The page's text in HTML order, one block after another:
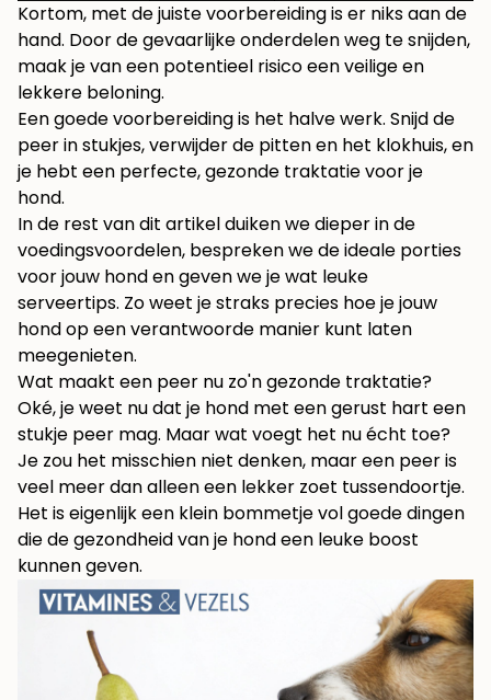
Kortom, met de juiste voorbereiding is er niks aan de
hand. Door de gevaarlijke onderdelen weg te snijden,
maak je van een potentieel risico een veilige en
lekkere beloning.
Een goede voorbereiding is het halve werk. Snijd de
peer in stukjes, verwijder de pitten en het klokhuis, en
je hebt een perfecte, gezonde traktatie voor je
hond.
In de rest van dit artikel duiken we dieper in de
voedingsvoordelen, bespreken we de ideale porties
voor jouw hond en geven we je wat leuke
serveertips. Zo weet je straks precies hoe je jouw
hond op een verantwoorde manier kunt laten
meegenieten.
Wat maakt een peer nu zo'n gezonde traktatie?
Oké, je weet nu dat je hond met een gerust hart een
stukje peer mag. Maar wat voegt het nu écht toe?
Je zou het misschien niet denken, maar een peer is
veel meer dan alleen een lekker zoet tussendoortje.
Het is eigenlijk een klein bommetje vol goede dingen
die de gezondheid van je hond een leuke boost
kunnen geven.